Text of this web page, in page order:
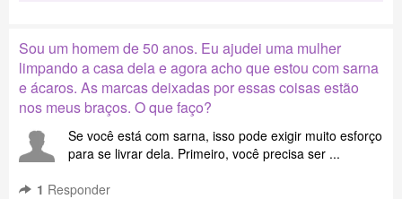
Sou um homem de 50 anos. Eu ajudei uma mulher
limpando a casa dela e agora acho que estou com sarna
e ácaros. As marcas deixadas por essas coisas estão
nos meus braços. O que faço?
Se você está com sarna, isso pode exigir muito esforço
para se livrar dela. Primeiro, você precisa ser ...
1 Responder